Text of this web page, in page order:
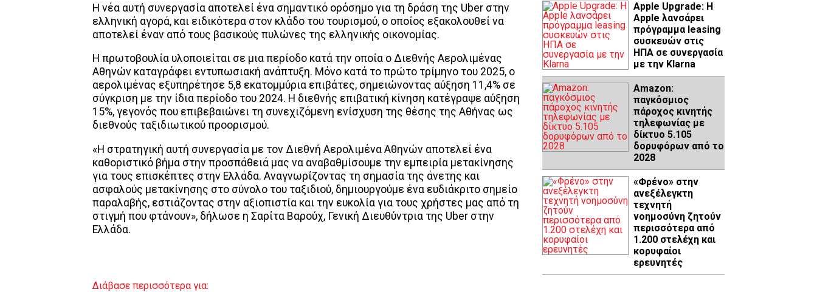
Η νέα αυτή συνεργασία αποτελεί ένα σημαντικό ορόσημο για τη δράση της Uber στην
ελληνική αγορά, και ειδικότερα στον κλάδο του τουρισμού, ο οποίος εξακολουθεί να
αποτελεί έναν από τους βασικούς πυλώνες της ελληνικής οικονομίας.
Η πρωτοβουλία υλοποιείται σε μια περίοδο κατά την οποία ο Διεθνής Αερολιμένας
Αθηνών καταγράφει εντυπωσιακή ανάπτυξη. Μόνο κατά το πρώτο τρίμηνο του 2025, ο
αερολιμένας εξυπηρέτησε 5,8 εκατομμύρια επιβάτες, σημειώνοντας αύξηση 11,4% σε
σύγκριση με την ίδια περίοδο του 2024. Η διεθνής επιβατική κίνηση κατέγραψε αύξηση
15%, γεγονός που επιβεβαιώνει τη συνεχιζόμενη ενίσχυση της θέσης της Αθήνας ως
διεθνούς ταξιδιωτικού προορισμού.
«Η στρατηγική αυτή συνεργασία με τον Διεθνή Αερολιμένα Αθηνών αποτελεί ένα
καθοριστικό βήμα στην προσπάθειά μας να αναβαθμίσουμε την εμπειρία μετακίνησης
για τους επισκέπτες στην Ελλάδα. Αναγνωρίζοντας τη σημασία της άνετης και
ασφαλούς μετακίνησης στο σύνολο του ταξιδιού, δημιουργούμε ένα ευδιάκριτο σημείο
παραλαβής, εστιάζοντας στην αξιοπιστία και την ευκολία για τους χρήστες μας από τη
στιγμή που φτάνουν», δήλωσε η Σαρίτα Βαρούχ, Γενική Διευθύντρια της Uber στην
Ελλάδα.
Apple Upgrade: Η
Apple λανσάρει
πρόγραμμα leasing
συσκευών στις
ΗΠΑ σε συνεργασία
με την Klarna
Amazon:
παγκόσμιος
πάροχος κινητής
τηλεφωνίας με
δίκτυο 5.105
δορυφόρων από το
2028
«Φρένο» στην
ανεξέλεγκτη
τεχνητή
νοημοσύνη ζητούν
περισσότερα από
1.200 στελέχη και
κορυφαίοι
ερευνητές
Διάβασε περισσότερα για: